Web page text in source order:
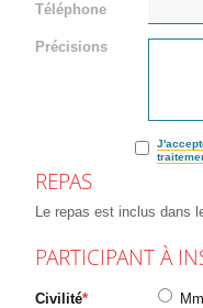
Téléphone
Précisions
REPAS
Le repas est inclus dans
PARTICIPANT À
Civilité